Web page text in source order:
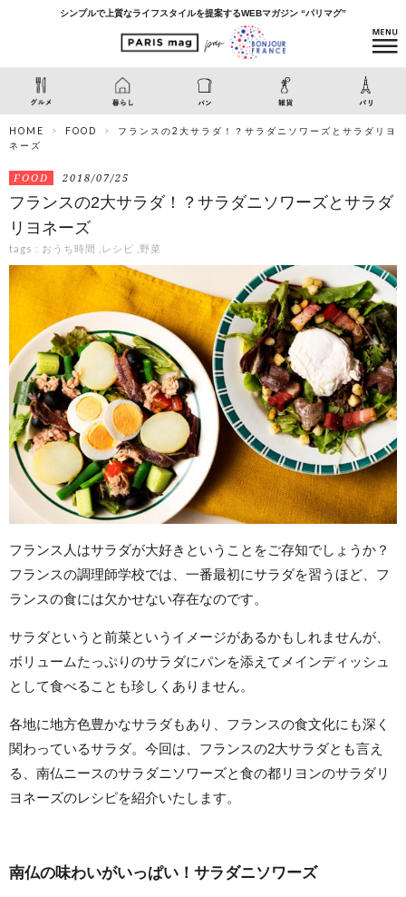
シンプルで上質なライフスタイルを提案するWEBマガジン “パリマグ”
HOME FOOD
フランスの2大サラダ！？サラダニソワーズとサラダリヨ
ネーズ
FOOD 2018/07/25
フランスの2大サラダ！？サラダニソワーズとサラダ
リヨネーズ
tags : おうち時間 レシピ 野菜
フランス人はサラダが大好きということをご存知でしょうか？
フランスの調理師学校では、一番最初にサラダを習うほど、フ
ランスの食には欠かせない存在なのです。
サラダというと前菜というイメージがあるかもしれませんが、
ボリュームたっぷりのサラダにパンを添えてメインディッシュ
として食べることも珍しくありません。
各地に地方色豊かなサラダもあり、フランスの食文化にも深く
関わっているサラダ。今回は、フランスの2大サラダとも言え
る、南仏ニースのサラダニソワーズと食の都リヨンのサラダリ
ヨネーズのレシピを紹介いたします。
南仏の味わいがいっぱい！サラダニソワーズ